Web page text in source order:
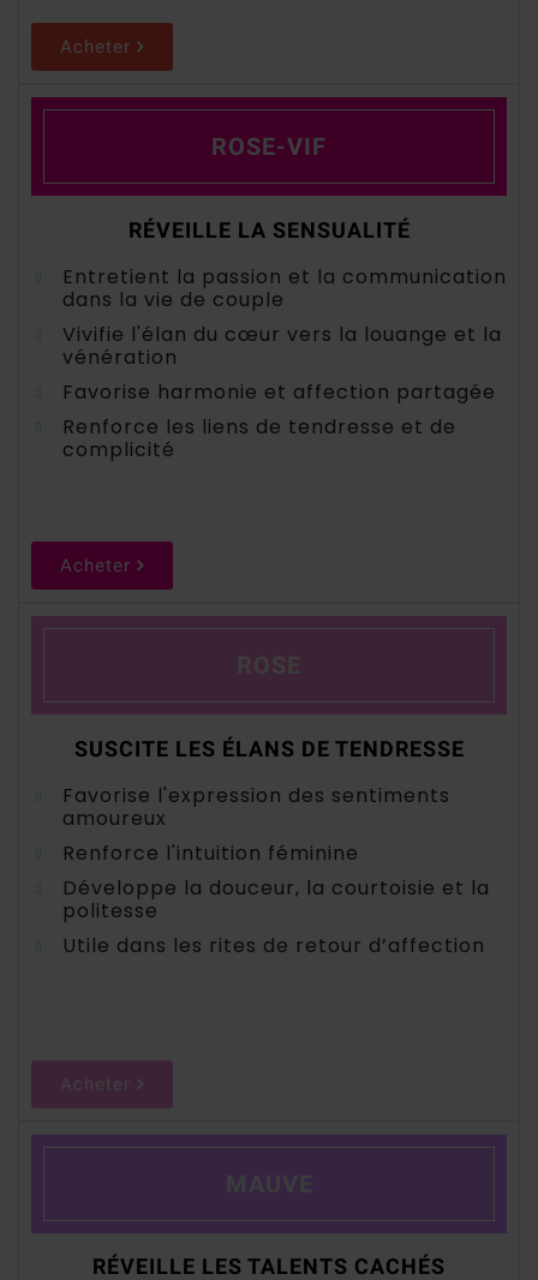
Acheter
ROSE-VIF
RÉVEILLE LA SENSUALITÉ
Entretient la passion et la communication
dans la vie de couple
Vivifie l'élan du cœur vers la louange et la
vénération
Favorise harmonie et affection partagée
Renforce les liens de tendresse et de
complicité
Acheter
ROSE
SUSCITE LES ÉLANS DE TENDRESSE
Favorise l'expression des sentiments
amoureux
Renforce l'intuition féminine
Développe la douceur, la courtoisie et la
politesse
Utile dans les rites de retour d’affection
Acheter
MAUVE
RÉVEILLE LES TALENTS CACHÉS